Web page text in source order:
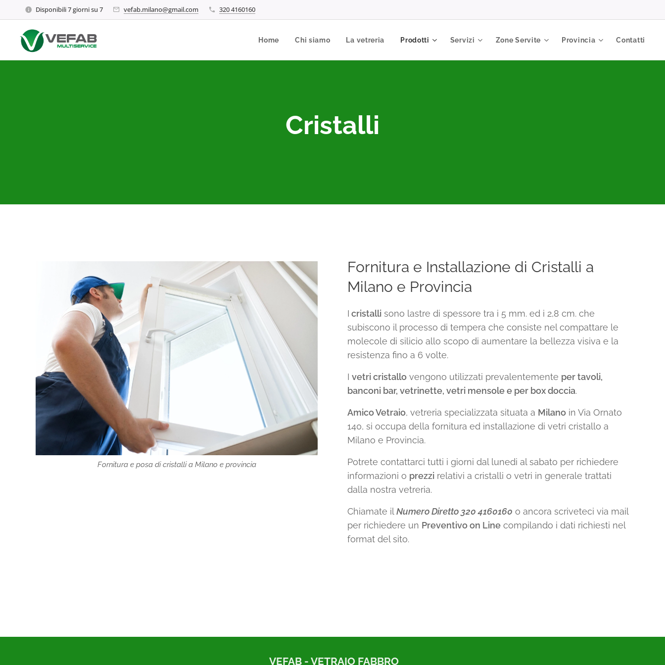
Disponibili 7 giorni su 7 vefab.milano@gmail.com 320 4160160
Home Chi siamo La vetreria Prodotti Servizi Zone Servite Provincia Contatti
Cristalli
Fornitura e posa di cristalli a Milano e provincia
Fornitura e Installazione di Cristalli a
Milano e Provincia
I cristalli sono lastre di spessore tra i 5 mm. ed i 2,8 cm. che
subiscono il processo di tempera che consiste nel compattare le
molecole di silicio allo scopo di aumentare la bellezza visiva e la
resistenza fino a 6 volte.
I vetri cristallo vengono utilizzati prevalentemente per tavoli,
banconi bar, vetrinette, vetri mensole e per box doccia.
Amico Vetraio, vetreria specializzata situata a Milano in Via Ornato
140, si occupa della fornitura ed installazione di vetri cristallo a
Milano e Provincia.
Potrete contattarci tutti i giorni dal lunedi al sabato per richiedere
informazioni o prezzi relativi a cristalli o vetri in generale trattati
dalla nostra vetreria.
Chiamate ilNumero Diretto 320 4160160 o ancora scriveteci via mail
per richiedere un Preventivo on Line compilando i dati richiesti nel
format del sito.
VEFAB - VETRAIO FABBRO